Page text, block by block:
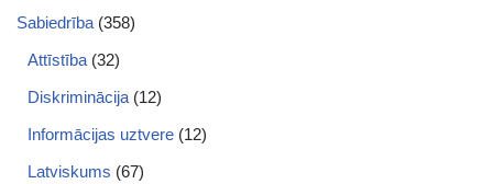
Sabiedrība (358)
Attīstība (32)
Diskriminācija (12)
Informācijas uztvere (12)
Latviskums (67)